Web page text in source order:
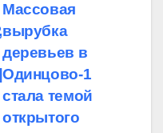
Массовая
вырубка
деревьев в
Одинцово-1
стала темой
открытого